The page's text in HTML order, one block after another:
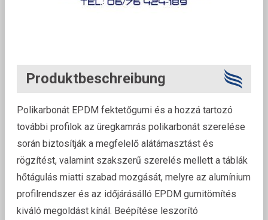
Produktbeschreibung
Polikarbonát EPDM fektetőgumi és a hozzá tartozó
további profilok az üregkamrás polikarbonát szerelése
során biztosítják a megfelelő alátámasztást és
rögzítést, valamint szakszerű szerelés mellett a táblák
hőtágulás miatti szabad mozgását, melyre az alumínium
profilrendszer és az időjárásálló EPDM gumitömítés
kiváló megoldást kínál. Beépítése leszorító